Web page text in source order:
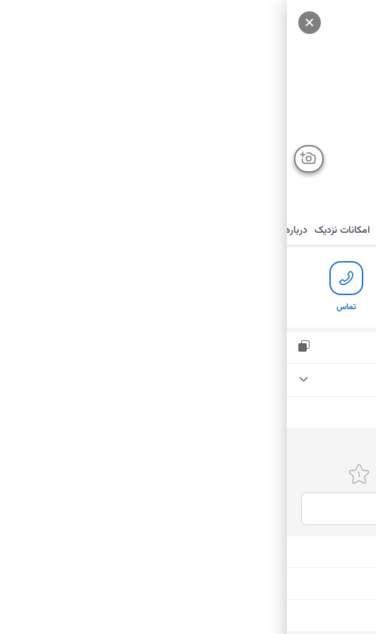
امکانات نزدیک درباره
تماس
۸:۳۰ تا ۲۲:۳۰
۸:۳۰ تا ۲۲:۳۰
۸:۳۰ تا ۲۲:۳۰